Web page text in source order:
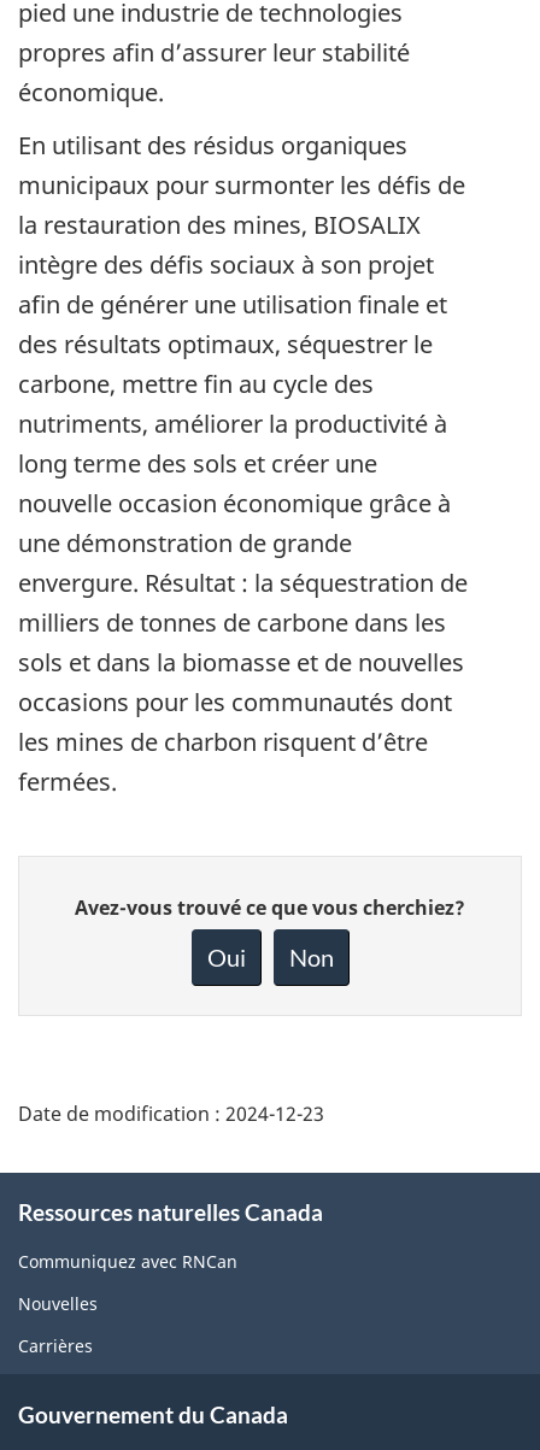
pied une industrie de technologies
propres afin d’assurer leur stabilité
économique.
En utilisant des résidus organiques
municipaux pour surmonter les défis de
la restauration des mines, BIOSALIX
intègre des défis sociaux à son projet
afin de générer une utilisation finale et
des résultats optimaux, séquestrer le
carbone, mettre fin au cycle des
nutriments, améliorer la productivité à
long terme des sols et créer une
nouvelle occasion économique grâce à
une démonstration de grande
envergure. Résultat : la séquestration de
milliers de tonnes de carbone dans les
sols et dans la biomasse et de nouvelles
occasions pour les communautés dont
les mines de charbon risquent d’être
fermées.
Donnez
votre
page
Avez-vous trouvé ce que vous cherchiez?
Oui Non
Date de modification : 2024-12-23
this
site
Ressources naturelles Canada
Communiquez avec RNCan
Nouvelles
Carrières
Gouvernement du Canada